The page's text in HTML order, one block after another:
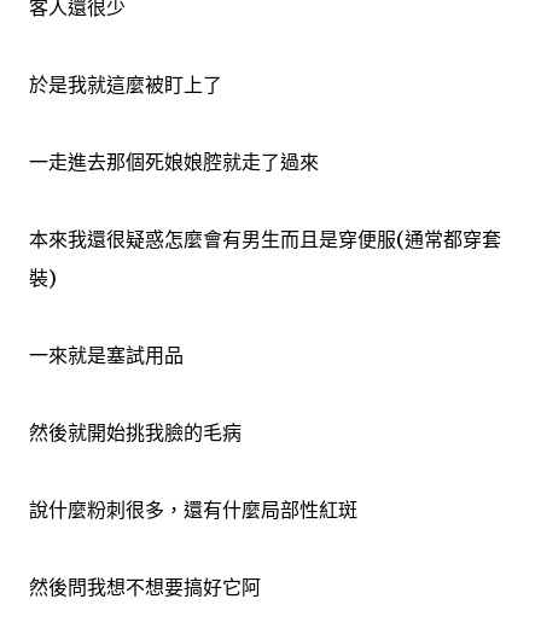
客人還很少
於是我就這麼被盯上了
一走進去那個死娘娘腔就走了過來
本來我還很疑惑怎麼會有男生而且是穿便服(通常都穿套
裝)
一來就是塞試用品
然後就開始挑我臉的毛病
說什麼粉刺很多，還有什麼局部性紅斑
然後問我想不想要搞好它阿